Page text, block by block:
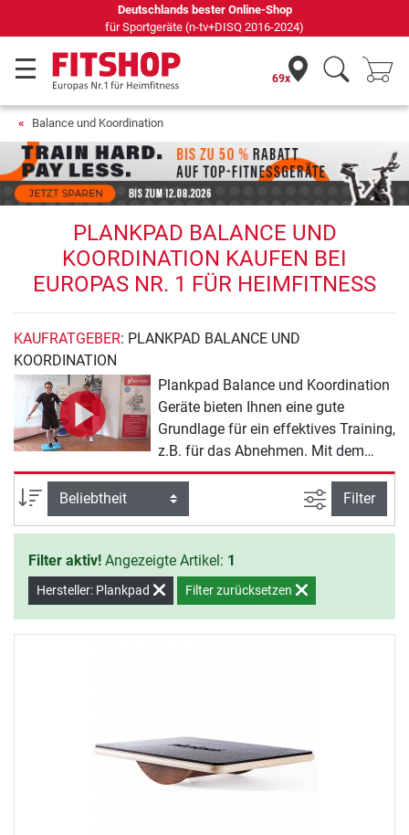
Deutschlands bester Online-Shop
für Sportgeräte (n-tv+DISQ 2016-2024)
69x
Balance und Koordination
PLANKPAD BALANCE UND
KOORDINATION KAUFEN BEI
EUROPAS NR. 1 FÜR HEIMFITNESS
KAUFRATGEBER: PLANKPAD BALANCE UND
KOORDINATION
Plankpad Balance und Koordination
Geräte bieten Ihnen eine gute
Grundlage für ein effektives Training,
z.B. für das Abnehmen. Mit dem
Plankpad Sortiment erreichen Sie
Ihre Trainingsziele fast von alleine.
Sie müssen nur noch den Willen
zeigen, mit dem Training zu
beginnen.
Sortierung Ansicht
Filter
Filter aktiv! Angezeigte Artikel: 1
Hersteller: Plankpad Filter zurücksetzen